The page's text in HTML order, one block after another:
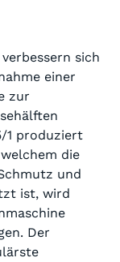
sich
einer
zur
1 produziert
die
und
ist, wird
Der